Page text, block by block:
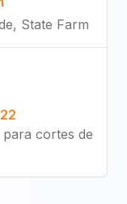
State Farm
cortes de